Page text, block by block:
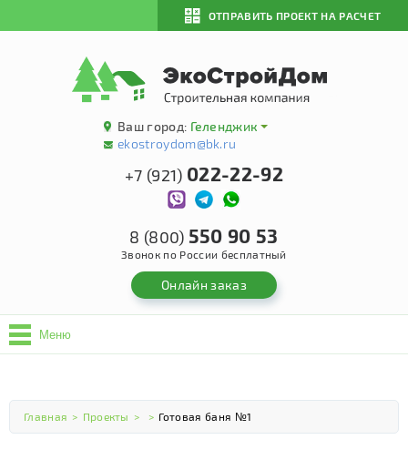
ОТПРАВИТЬ ПРОЕКТ НА РАСЧЕТ
Ваш город: Геленджик
ekostroydom@bk.ru
+7 (921) 022-22-92
8 (800) 550 90 53
Звонок по России бесплатный
Онлайн заказ
Меню
Главная > Проекты > > Готовая баня №1